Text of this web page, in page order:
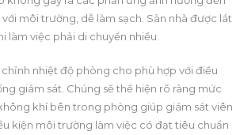
môi trường, dễ làm sạch. Sàn nhà được lát
làm việc phải di chuyển nhiều.
nhiệt độ phòng cho phù hợp với điều
giám sát. Chúng sẽ thể hiện rõ ràng mức
khí bên trong phòng giúp giám sát viên
kiện môi trường làm việc có đạt tiêu chuẩn